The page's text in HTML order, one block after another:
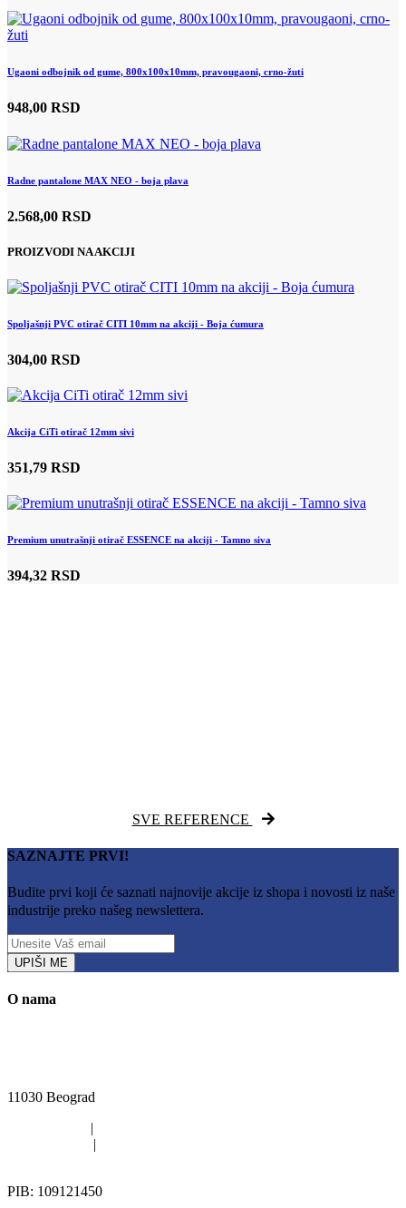
Ugaoni odbojnik od gume, 800x100x10mm, pravougaoni, crno-žuti
948,00 RSD
Radne pantalone MAX NEO - boja plava
2.568,00 RSD
PROIZVODI NA AKCIJI
Spoljašnji PVC otirač CITI 10mm na akciji - Boja ćumura
304,00 RSD
Akcija CiTi otirač 12mm sivi
351,79 RSD
Premium unutrašnji otirač ESSENCE na akciji - Tamno siva
394,32 RSD
SVE REFERENCE
SAZNAJTE PRVI!
Budite prvi koji će saznati najnovije akcije iz shopa i novosti iz naše
industrije preko našeg newslettera.
UPIŠI ME
O nama
11030 Beograd
|
|
PIB: 109121450